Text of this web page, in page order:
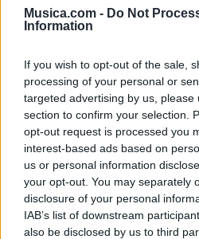
Musica.com - Do Not
Information
If you wish to opt-out of the sale,
processing of your personal or
targeted advertising by us, please
section to confirm your selection.
opt-out request is processed you
interest-based ads based on
us or personal information
your opt-out. You may separately
disclosure of your personal
IAB’s list of downstream
also be disclosed by us to third
527 40
Ranking de Los Tigres Del Norte